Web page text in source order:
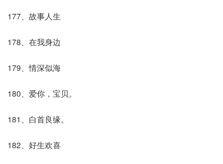
177、故事人生
178、在我身边
179、情深似海
180、爱你，宝贝。
181、白首良缘。
182、好生欢喜